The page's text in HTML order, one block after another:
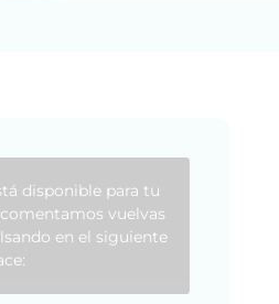
disponible para tu
vuelvas
en el siguiente